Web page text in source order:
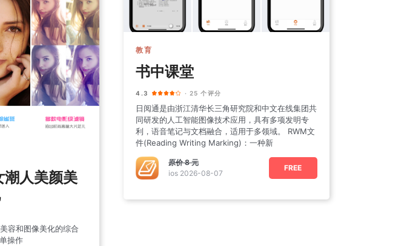
教育
书中课堂
4.3 · 25 个评分
日阅通是由浙江清华长三角研究院和中文在线集团共
同研发的人工智能图像技术应用，具有多项发明专
利，语音笔记与文档融合，适用于多领域。 RWM文
件(Reading Writing Marking)：一种新
原价8 元
ios 2026-08-07
FREE
潮人美颜美
容和图像美化的综合
操作